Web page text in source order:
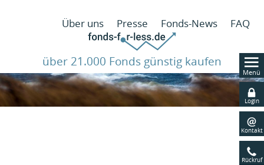
Über uns Presse Fonds-News FAQ
über 21.000 Fonds günstig kaufen
Login
Kontakt
Rückruf
Menü